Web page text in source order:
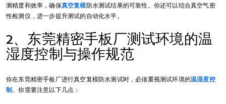
测精度和效率，确保真空复模防水测试结果的可靠性。你还可以结合真空气密
性检测仪，进一步提升测试的自动化水平。
2、东莞精密手板厂测试环境的温
湿度控制与操作规范
你在东莞精密手板厂进行真空复模防水测试时，必须重视测试环境的温湿度控
制。你需要注意以下几点：